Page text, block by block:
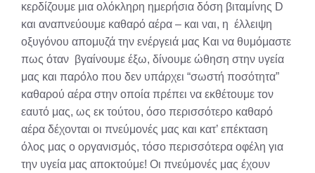
κερδίζουμε μια ολόκληρη ημερήσια δόση βιταμίνης D
και αναπνεύουμε καθαρό αέρα – και ναι, η έλλειψη
οξυγόνου απομυζά την ενέργειά μας Και να θυμόμαστε
πως όταν βγαίνουμε έξω, δίνουμε ώθηση στην υγεία
μας και παρόλο που δεν υπάρχει “σωστή ποσότητα”
καθαρού αέρα στην οποία πρέπει να εκθέτουμε τον
εαυτό μας, ως εκ τούτου, όσο περισσότερο καθαρό
αέρα δέχονται οι πνεύμονές μας και κατ’ επέκταση
όλος μας ο οργανισμός, τόσο περισσότερα οφέλη για
την υγεία μας αποκτούμε! Οι πνεύμονές μας έχουν